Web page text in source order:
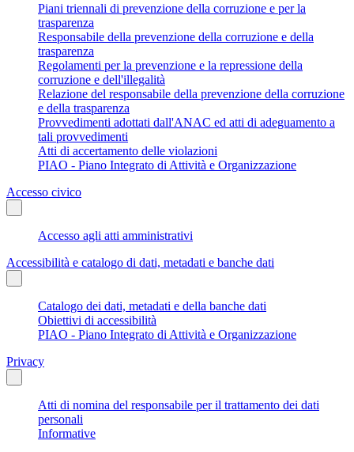
Piani triennali di prevenzione della corruzione e per la
trasparenza
Responsabile della prevenzione della corruzione e della
trasparenza
Regolamenti per la prevenzione e la repressione della
corruzione e dell'illegalità
Relazione del responsabile della prevenzione della corruzione
e della trasparenza
Provvedimenti adottati dall'ANAC ed atti di adeguamento a
tali provvedimenti
Atti di accertamento delle violazioni
PIAO - Piano Integrato di Attività e Organizzazione
Accesso civico
Accesso agli atti amministrativi
Accessibilità e catalogo di dati, metadati e banche dati
Catalogo dei dati, metadati e della banche dati
Obiettivi di accessibilità
PIAO - Piano Integrato di Attività e Organizzazione
Privacy
Atti di nomina del responsabile per il trattamento dei dati
personali
Informative